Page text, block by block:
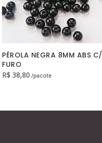
PÉROLA NEGRA 8MM ABS C/
FURO
R$ 38,80 /pacote